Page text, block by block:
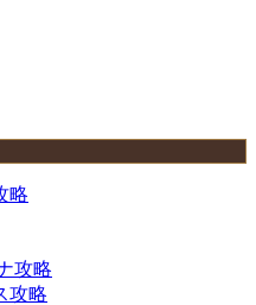
略
攻略
攻略